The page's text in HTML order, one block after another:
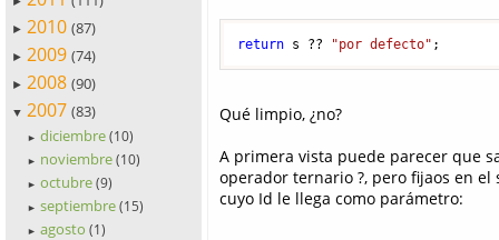
► 2010 (87)
► 2009 (74)
► 2008 (90)
▼ 2007 (83)
► diciembre (10)
► noviembre (10)
► octubre (9)
► septiembre (15)
► agosto (1)
return s ?? "por defecto" ;
Qué limpio, ¿no?
A primera vista puede parecer que
operador ternario ?, pero fijaos en
cuyo Id le llega como parámetro: